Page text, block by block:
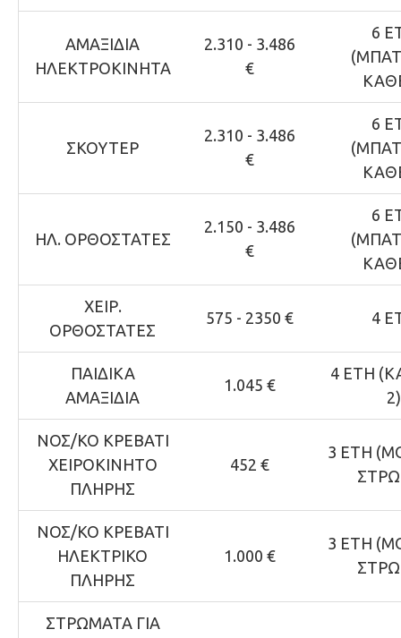
ΑΜΑΞΙΔΙΑ
ΗΛΕΚΤΡΟΚΙΝΗΤΑ
2.310 - 3.486
€
6
ΣΚΟΥΤΕΡ
2.310 - 3.486
€
6
ΗΛ. ΟΡΘΟΣΤΑΤΕΣ
2.150 - 3.486
€
6
ΧΕΙΡ.
ΟΡΘΟΣΤΑΤΕΣ
575 - 2350 € 4
ΠΑΙΔΙΚΑ
ΑΜΑΞΙΔΙΑ
1.045 €
4 ΕΤΗ
2)
ΝΟΣ/ΚΟ ΚΡΕΒΑΤΙ
ΧΕΙΡΟΚΙΝΗΤΟ
ΠΛΗΡΗΣ
452 €
3 ΕΤΗ
ΝΟΣ/ΚΟ ΚΡΕΒΑΤΙ
ΗΛΕΚΤΡΙΚΟ
ΠΛΗΡΗΣ
1.000 €
3 ΕΤΗ
ΣΤΡΩΜΑΤΑ ΓΙΑ